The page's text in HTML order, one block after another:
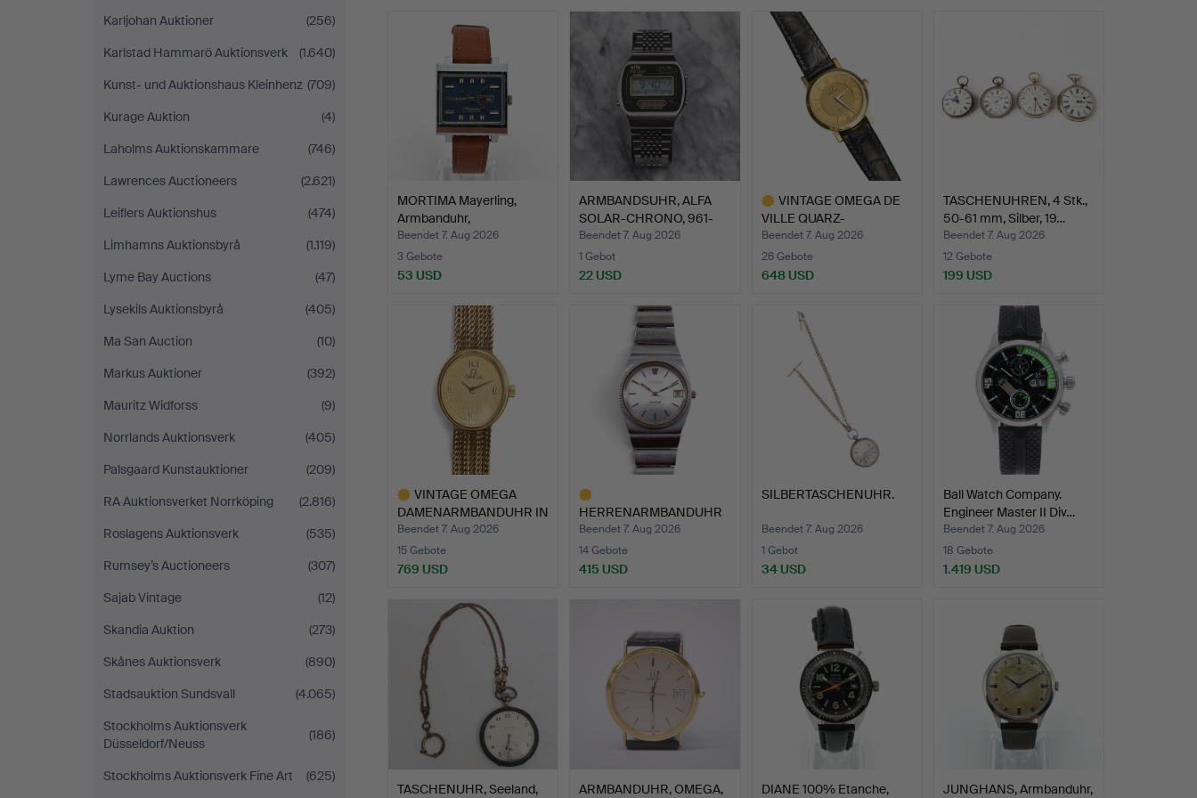
Karljohan Auktioner
(256)
Karlstad Hammarö Auktionsverk
(1.640)
Kunst- und Auktionshaus Kleinhenz (709)
Kurage Auktion
(4)
Laholms Auktionskammare
(746)
Lawrences Auctioneers
(2.621)
Leiflers Auktionshus
(474)
Limhamns Auktionsbyrå
(1.119)
Lyme Bay Auctions
(47)
Lysekils Auktionsbyrå
(405)
Ma San Auction
(10)
Markus Auktioner
(392)
Mauritz Widforss
(9)
Norrlands Auktionsverk
(405)
Palsgaard Kunstauktioner
(209)
RA Auktionsverket Norrköping
(2.816)
Roslagens Auktionsverk
(535)
Rumsey’s Auctioneers
(307)
Sajab Vintage
(12)
Skandia Auktion
(273)
Skånes Auktionsverk
(890)
Stadsauktion Sundsvall
(4.065)
Stockholms Auktionsverk
Düsseldorf/Neuss
(186)
Stockholms Auktionsverk Fine Art (625)
MORTIMA Mayerling,
Armbanduhr,
1960er/70er…
Beendet 7. Aug 2026
3 Gebote
53 USD
ARMBANDSUHR, ALFA
SOLAR-CHRONO, 961-
2030, …
Beendet 7. Aug 2026
1 Gebot
22 USD
VINTAGE OMEGA DE
VILLE QUARZ-
DAMENUHR IN 1…
Beendet 7. Aug 2026
26 Gebote
648 USD
TASCHENUHREN, 4 Stk.,
50-61 mm, Silber, 19…
Beendet 7. Aug 2026
12 Gebote
199 USD
VINTAGE OMEGA
DAMENARMBANDUHR IN
9 KARAT G…
Beendet 7. Aug 2026
15 Gebote
769 USD
HERRENARMBANDUHR
OMEGA
CONSTELLATION
MEGAS…
Beendet 7. Aug 2026
14 Gebote
415 USD
SILBERTASCHENUHR.
Beendet 7. Aug 2026
1 Gebot
34 USD
Ball Watch Company.
Engineer Master II Div…
Beendet 7. Aug 2026
18 Gebote
1.419 USD
TASCHENUHR, Seeland, ARMBANDUHR, OMEGA, DIANE 100% Etanche, JUNGHANS, Armbanduhr,